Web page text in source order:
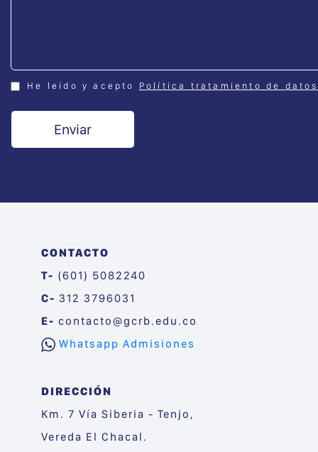
He leído y acepto Política tratamiento de datos
CONTACTO
T- (601) 5082240
C- 312 3796031
E- contacto@gcrb.edu.co
Whatsapp Admisiones
DIRECCIÓN
Km. 7 Vía Siberia - Tenjo,
Vereda El Chacal.